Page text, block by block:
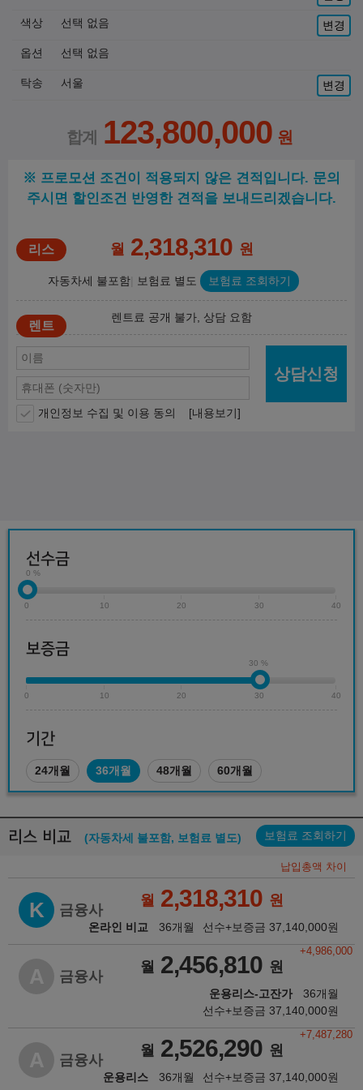
색상 선택 없음 변경
옵션 선택 없음
탁송 서울 변경
123,800,000
※ 프로모션 조건이 적용되지 않은 견적입니다. 문의
주시면 할인조건 반영한 견적을 보내드리겠습니다.
월 2,318,310 원
자동차세 불포함 보험료 별도 보험료 조회하기
렌트료 공개 불가, 상담 요함
개인정보 수집 및 이용 동의 [내용보기]
상담신청
선수금
0 %
0 10 20 30 40
보증금
30 %
0 10 20 30 40
기간
24개월 36개월 48개월 60개월
리스 비교 (자동차세 불포함, 보험료 별도) 보험료 조회하기
납입총액 차이
K 금융사
온라인 비교
월 2,318,310 원
36개월 선수+보증금 37,140,000원
금융사
운용리스-고잔가
월 2,456,810 원
+4,986,000
36개월
선수+보증금 37,140,000원
금융사
운용리스
월 2,526,290 원
+7,487,280
36개월 선수+보증금 37,140,000원